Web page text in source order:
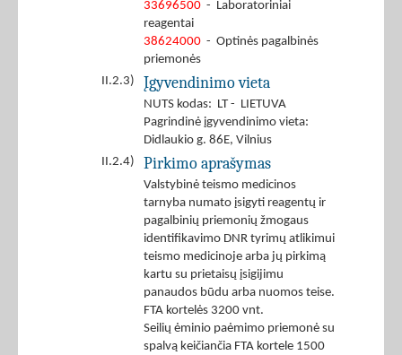
33696500 - Laboratoriniai
reagentai
38624000 - Optinės pagalbinės
priemonės
II.2.3)
Įgyvendinimo vieta
NUTS kodas: LT - LIETUVA
Pagrindinė įgyvendinimo vieta:
Didlaukio g. 86E, Vilnius
II.2.4)
Pirkimo aprašymas
Valstybinė teismo medicinos
tarnyba numato įsigyti reagentų ir
pagalbinių priemonių žmogaus
identifikavimo DNR tyrimų atlikimui
teismo medicinoje arba jų pirkimą
kartu su prietaisų įsigijimu
panaudos būdu arba nuomos teise.
FTA kortelės 3200 vnt.
Seilių ėminio paėmimo priemonė su
spalvą keičiančia FTA kortele 1500